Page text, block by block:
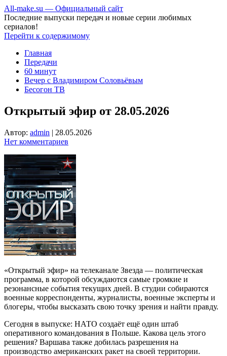
All-make.su — Официальный сайт
Последние выпуски передач и новые серии любимых
сериалов!
Перейти к содержимому
Главная
Передачи
60 минут
Вечер с Владимиром Соловьёвым
Бесогон ТВ
Открытый эфир от 28.05.2026
Автор: admin | 28.05.2026
Нет комментариев
«Открытый эфир» на телеканале Звезда — политическая
программа, в которой обсуждаются самые громкие и
резонансные события текущих дней. В студии собираются
военные корреспонденты, журналисты, военные эксперты и
блогеры, чтобы высказать свою точку зрения и найти правду.
Сегодня в выпуске: НАТО создаёт ещё один штаб
оперативного командования в Польше. Какова цель этого
решения? Варшава также добилась разрешения на
производство американских ракет на своей территории.